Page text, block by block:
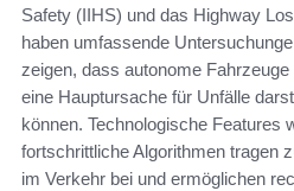
Safety (IIHS) und das Highway
haben umfassende
zeigen, dass autonome
eine Hauptursache für Unfälle
können. Technologische Features
fortschrittliche Algorithmen tragen
im Verkehr bei und ermöglichen